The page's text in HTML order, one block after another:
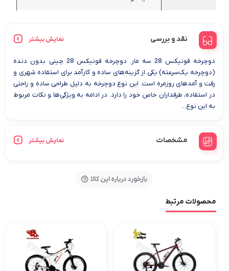
نقد و بررسی نمایش بیشتر
دوچرخه فونیکس 28 سه مار. دوچرخه فونیکس 28 چینی بدون دنده
(دوچرخه یک‌سرعته) یکی از گزینه‌های ساده و کارآمد برای استفاده شهری و
رفت و آمدهای روزمره است. این نوع دوچرخه به دلیل طراحی ساده و راحتی
در استفاده، طرفداران خاص خود را دارد. در ادامه به ویژگی‌ها و نکات مربوط
به این نوع...
مشخصات نمایش بیشتر
بازخورد درباره این کالا
محصولات مرتبط